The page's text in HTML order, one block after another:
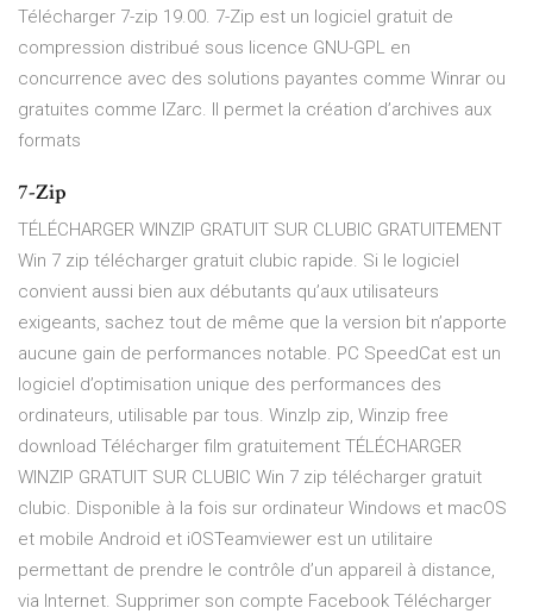
Télécharger 7-zip 19.00. 7-Zip est un logiciel gratuit de
compression distribué sous licence GNU-GPL en
concurrence avec des solutions payantes comme Winrar ou
gratuites comme IZarc. Il permet la création d’archives aux
formats
7-Zip
TÉLÉCHARGER WINZIP GRATUIT SUR CLUBIC GRATUITEMENT
Win 7 zip télécharger gratuit clubic rapide. Si le logiciel
convient aussi bien aux débutants qu’aux utilisateurs
exigeants, sachez tout de même que la version bit n’apporte
aucune gain de performances notable. PC SpeedCat est un
logiciel d’optimisation unique des performances des
ordinateurs, utilisable par tous. Winzlp zip, Winzip free
download Télécharger film gratuitement TÉLÉCHARGER
WINZIP GRATUIT SUR CLUBIC Win 7 zip télécharger gratuit
clubic. Disponible à la fois sur ordinateur Windows et macOS
et mobile Android et iOSTeamviewer est un utilitaire
permettant de prendre le contrôle d’un appareil à distance,
via Internet. Supprimer son compte Facebook Télécharger